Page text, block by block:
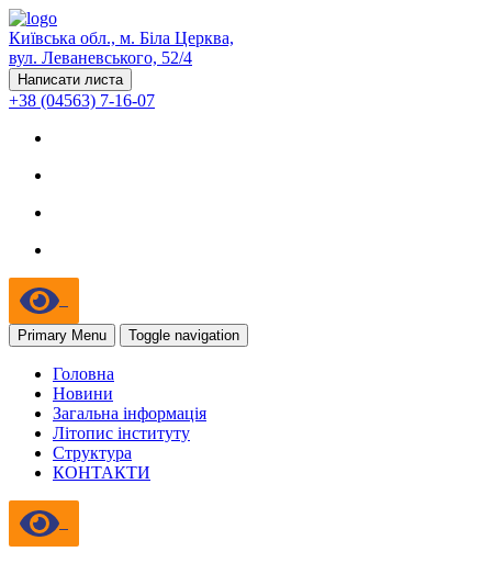
Київська обл., м. Біла Церква,
вул. Леваневського, 52/4
Написати листа
+38 (04563) 7-16-07
Primary Menu Toggle navigation
Головна
Новини
Загальна інформація
Літопис інституту
Структура
КОНТАКТИ